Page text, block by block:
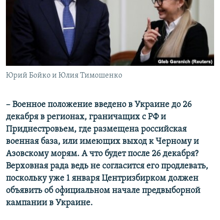
Юрий Бойко и Юлия Тимошенко
– Военное положение введено в Украине до 26
декабря в регионах, граничащих с РФ и
Приднестровьем, где размещена российская
военная база, или имеющих выход к Черному и
Азовскому морям. А что будет после 26 декабря?
Верховная рада ведь не согласится его продлевать,
поскольку уже 1 января Центризбирком должен
объявить об официальном начале предвыборной
кампании в Украине.